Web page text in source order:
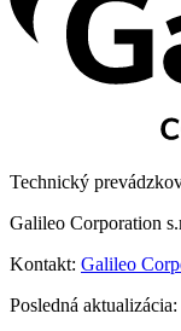
Technický
Galileo Corporation
Kontakt: Galileo
Posledná